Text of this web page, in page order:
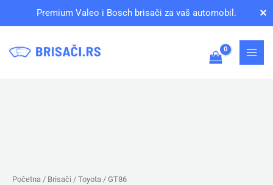
Premium Valeo i Bosch brisači za vaš automobil. ✕
Početna / Brisači / Toyota / GT86